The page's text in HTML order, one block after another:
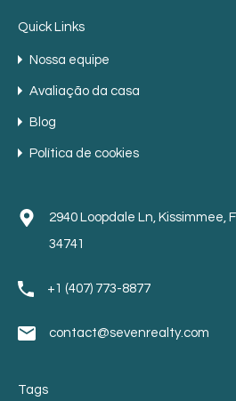
Quick Links
Nossa equipe
Avaliação da casa
Blog
Política de cookies
2940 Loopdale Ln, Kissimmee,
34741
+1 (407) 773-8877
contact@sevenrealty.com
Tags